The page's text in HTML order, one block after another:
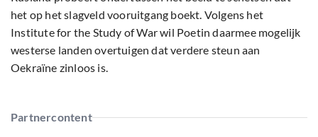
het op het slagveld vooruitgang boekt. Volgens het
Institute for the Study of War wil Poetin daarmee mogelijk
westerse landen overtuigen dat verdere steun aan
Oekraïne zinloos is.
Partnercontent